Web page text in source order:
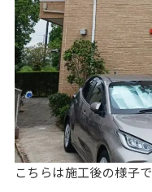
こちらは施工後の様子で